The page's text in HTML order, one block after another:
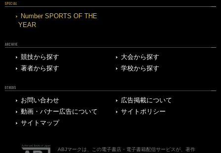
SPECIAL
Number SPORTS OF THE
YEAR
ARCHIVE
競技から探す
大会から探す
著者から探す
学校から探す
OTHERS
お問い合わせ
広告掲載について
動画・バナー広告について
サイトポリシー
サイトマップ
ABJマークは、この電子書店・電子書籍配信サービスが、著作